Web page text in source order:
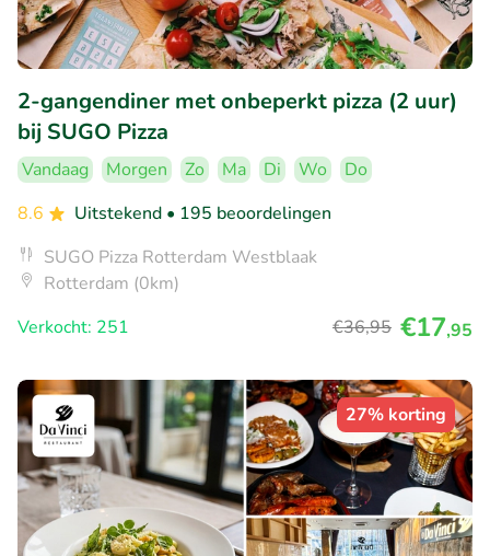
2-gangendiner met onbeperkt pizza (2 uur)
bij SUGO Pizza
Vandaag Morgen Zo Ma Di Wo
Do
8.6
Uitstekend • 195 beoordelingen
SUGO Pizza Rotterdam Westblaak
Rotterdam (0km)
Verkocht: 251
€36,95 €17,95
27% korting